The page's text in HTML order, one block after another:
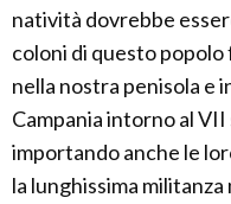
natività dovrebbe
coloni di questo
nella nostra penisola e
Campania intorno al
importando anche le
la lunghissima